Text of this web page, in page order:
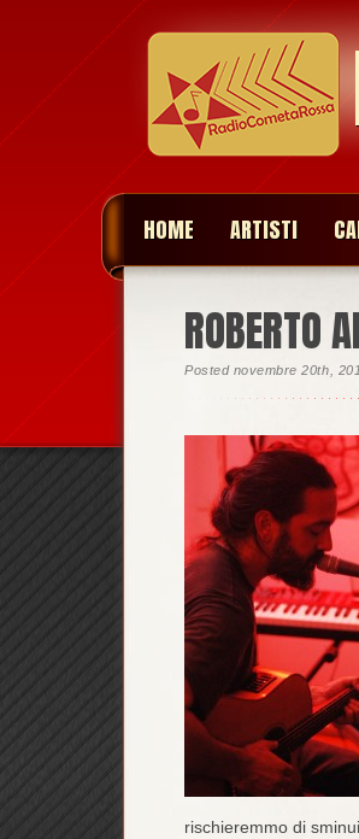
HOME ARTISTI
ROBERTO
Posted novembre 20th,
rischieremmo di